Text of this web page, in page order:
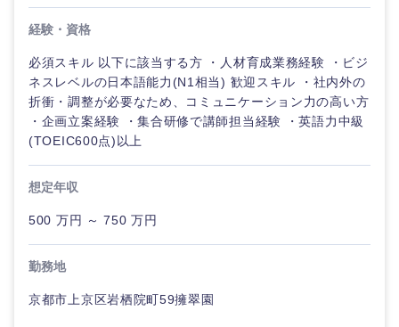
経験・資格
必須スキル 以下に該当する方 ・人材育成業務経験 ・ビジ
ネスレベルの日本語能力(N1相当) 歓迎スキル ・社内外の
折衝・調整が必要なため、コミュニケーション力の高い方
・企画立案経験 ・集合研修で講師担当経験 ・英語力中級
(TOEIC600点)以上
想定年収
500 万円 ～ 750 万円
勤務地
京都市上京区岩栖院町59擁翠園